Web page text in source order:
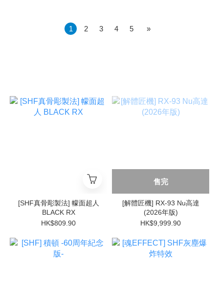
1 2 3 4 5 »
[SHF真骨彫製法] 幪面超人
BLACK RX
HK$809.90
售完
[解體匠機] RX-93 Nu高達
(2026年版)
HK$9,999.90